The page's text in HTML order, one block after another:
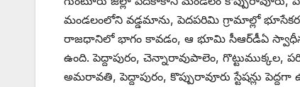
మండలంలోని వడ్డమాను, పెదపరిమి గ్రామాల్లో
రాజధానిలో భాగం కావడం, ఆ భూమి సీఆర్‌డీఏ
ఉంది. పెద్దాపురం, చెన్నారావుపాలెం, గొట్టుముక్కల,
అమరావతి, పెద్దాపురం, కొప్పురావూరు స్టేషన్లు